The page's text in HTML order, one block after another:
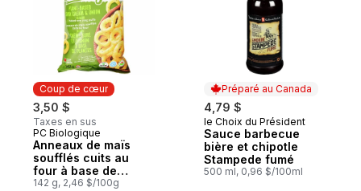
Coup de cœur
3,50 $
Taxes en sus
Coup de cœur
PC Biologique
Anneaux de maïs
soufflés cuits au
four à base de
plantes, saveur
142 g, 2,46 $/100g
Préparé au Canada
4,79 $
Préparé au Canada
le Choix du Président
Sauce barbecue
bière et chipotle
Stampede fumé
500 ml, 0,96 $/100ml